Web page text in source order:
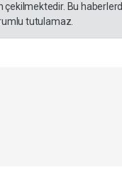
Bu
tutulamaz.